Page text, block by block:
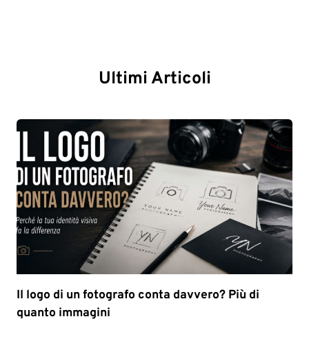
Ultimi Articoli
Il logo di un fotografo conta davvero? Più di
quanto immagini